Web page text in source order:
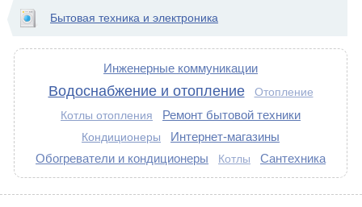
Бытовая техника и электроника
Инженерные коммуникации
Водоснабжение и отопление Отопление
Котлы отопления Ремонт бытовой техники
Кондиционеры
Интернет-магазины
Обогреватели и кондиционеры
Котлы Сантехника